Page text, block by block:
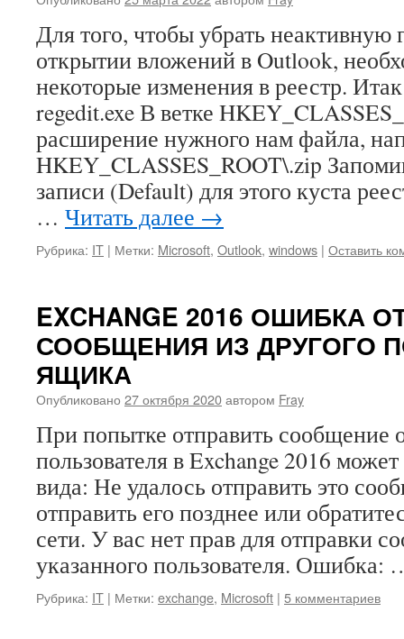
Для того, чтобы убрать неактивную
открытии вложений в Outlook,
некоторые изменения в реестр.
regedit.exe В ветке
расширение нужного нам файла,
HKEY_CLASSES_ROOT\.zip
записи (Default) для этого куста
… Читать далее →
Рубрика: IT | Метки: Microsoft, Outlook, windows | Оставить
EXCHANGE 2016 ОШИБКА
СООБЩЕНИЯ ИЗ ДРУГОГО
ЯЩИКА
Опубликовано 27 октября 2020автором Fray
При попытке отправить сообщение
пользователя в Exchange 2016
вида: Не удалось отправить это
отправить его позднее или
сети. У вас нет прав для отправки
указанного пользователя.
Рубрика: IT | Метки: exchange, Microsoft | 5 комментариев